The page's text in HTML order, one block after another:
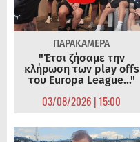
ΠΑΡΑΚΑΜΕΡΑ
"Έτσι ζήσαμε την
κλήρωση των play offs
του Europa League..."
03/08/2026 | 15:00